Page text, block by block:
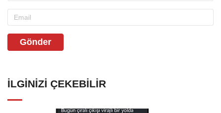
Gönder
İLGINIZI ÇEKEBILIR